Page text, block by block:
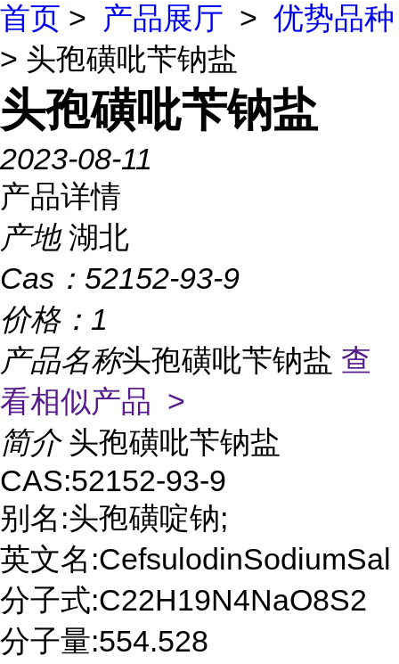
首页 > 产品展厅 > 优势品种
> 头孢磺吡苄钠盐
头孢磺吡苄钠盐
2023-08-11
产品详情
产地 湖北
Cas： 52152-93-9
价格： 1
产品名称头孢磺吡苄钠盐 查
看相似产品 >
简介 头孢磺吡苄钠盐
CAS:52152-93-9
别名:头孢磺啶钠;
英文名:CefsulodinSodiumSal
分子式:C22H19N4NaO8S2
分子量:554.528